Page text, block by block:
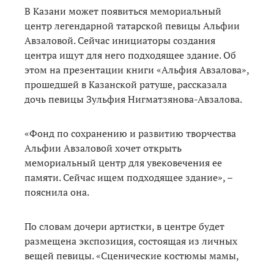
В Казани может появиться мемориальный
центр легендарной татарской певицы Альфии
Авзаловой. Сейчас инициаторы создания
центра ищут для него подходящее здание. Об
этом на презентации книги «Альфия Авзалова»,
прошедшей в Казанской ратуше, рассказала
дочь певицы Зульфия Нигматзянова-Авзалова.
«Фонд по сохранению и развитию творчества
Альфии Авзаловой хочет открыть
мемориальный центр для увековечения ее
памяти. Сейчас ищем подходящее здание», –
пояснила она.
По словам дочери артистки, в центре будет
размещена экспозиция, состоящая из личных
вещей певицы. «Сценические костюмы мамы,